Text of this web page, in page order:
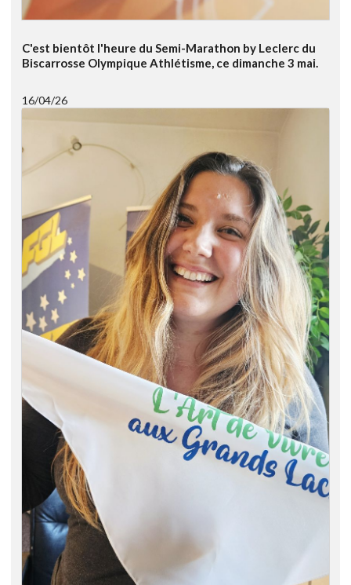
C'est bientôt l'heure du Semi-Marathon by Leclerc du
Biscarrosse Olympique Athlétisme, ce dimanche 3 mai.
16/04/26